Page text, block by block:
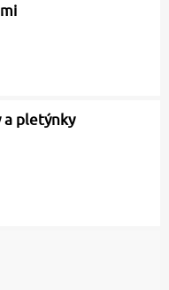
a pletýnky